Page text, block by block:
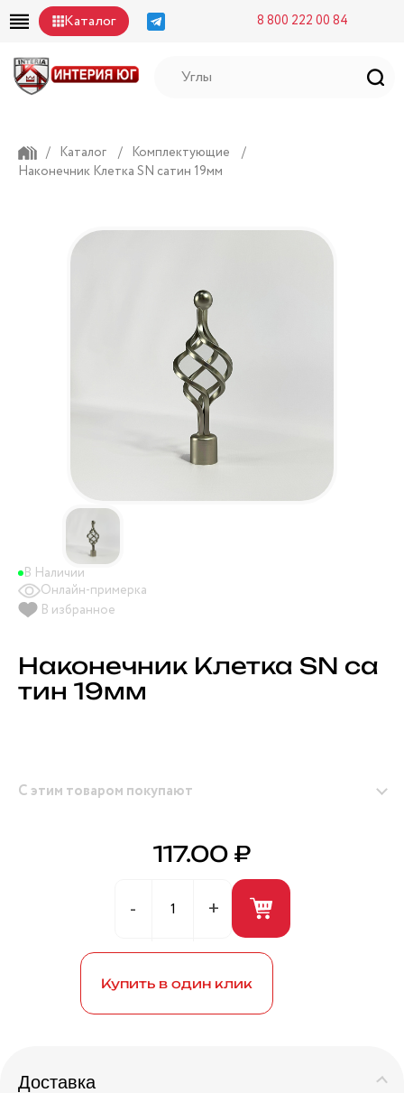
Каталог 8 800 222 00 84
/ Каталог / Комплектующие
/
Наконечник Клетка SN сатин 19мм
В Наличии
Онлайн-примерка
В избранное
Наконечник Клетка SN са
тин 19мм
С этим товаром покупают
Герметик универсальный (белый) 280мл ANDRE
BROS
117.00 ₽
Купить в один клик
Доставка